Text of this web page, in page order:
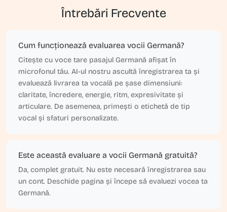
Întrebări Frecvente
Cum funcționează evaluarea vocii Germană?
Citește cu voce tare pasajul Germană afișat în
microfonul tău. AI-ul nostru ascultă înregistrarea ta și
evaluează livrarea ta vocală pe șase dimensiuni:
claritate, încredere, energie, ritm, expresivitate și
articulare. De asemenea, primești o etichetă de tip
vocal și sfaturi personalizate.
Este această evaluare a vocii Germană gratuită?
Da, complet gratuit. Nu este necesară înregistrarea sau
un cont. Deschide pagina și începe să evaluezi vocea ta
Germană.